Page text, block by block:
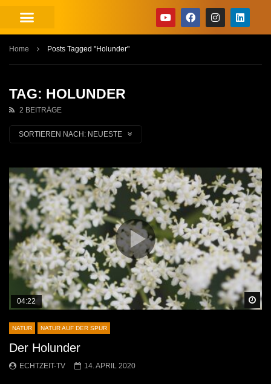
Home Posts Tagged "Holunder"
TAG: HOLUNDER
2 BEITRÄGE
SORTIEREN NACH: NEUESTE
04:22
NATUR NATUR AUF DER SPUR
Der Holunder
ECHTZEIT-TV 14. APRIL 2020